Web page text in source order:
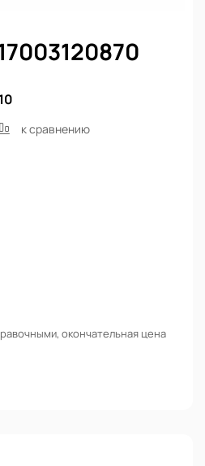
к сравнению
окончательная цена